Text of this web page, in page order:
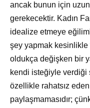
ancak bunun için
gerekecektir. Kadın
idealize etmeye
şey yapmak kesinlikle
oldukça değişken bir
kendi isteğiyle verdiği
özellikle rahatsız
paylaşmamasıdır;